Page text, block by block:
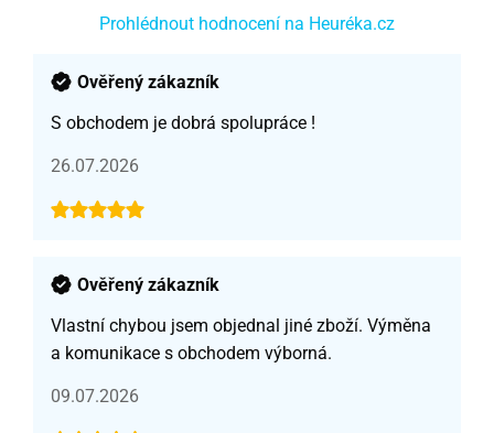
Prohlédnout hodnocení na Heuréka.cz
Ověřený zákazník
S obchodem je dobrá spolupráce !
26.07.2026
Ověřený zákazník
Vlastní chybou jsem objednal jiné zboží. Výměna
a komunikace s obchodem výborná.
09.07.2026